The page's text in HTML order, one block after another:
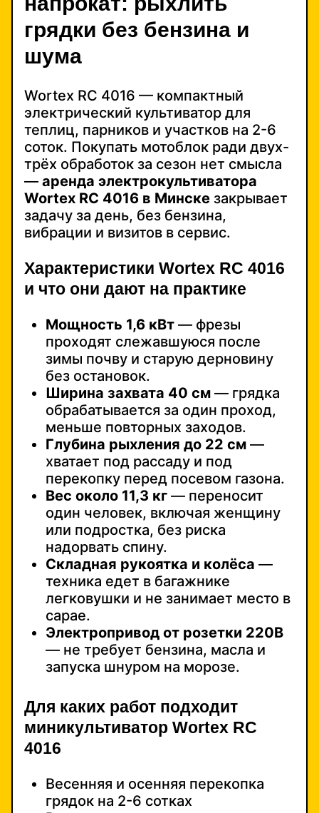
грядки без бензина и
шума
Wortex RC 4016 — компактный
электрический культиватор для
теплиц, парников и участков на 2-6
соток. Покупать мотоблок ради двух-
трёх обработок за сезон нет смысла
— аренда электрокультиватора
Wortex RC 4016 в Минске закрывает
задачу за день, без бензина,
вибрации и визитов в сервис.
Характеристики Wortex RC 4016
и что они дают на практике
Мощность 1,6 кВт — фрезы
проходят слежавшуюся после
зимы почву и старую дерновину
без остановок.
Ширина захвата 40 см — грядка
обрабатывается за один проход,
меньше повторных заходов.
Глубина рыхления до 22 см —
хватает под рассаду и под
перекопку перед посевом газона.
Вес около 11,3 кг — переносит
один человек, включая женщину
или подростка, без риска
надорвать спину.
Складная рукоятка и колёса —
техника едет в багажнике
легковушки и не занимает место в
сарае.
Электропривод от розетки 220В
— не требует бензина, масла и
запуска шнуром на морозе.
Для каких работ подходит
миникультиватор Wortex RC
4016
Весенняя и осенняя перекопка
грядок на 2-6 сотках